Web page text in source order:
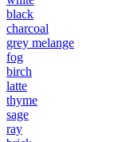
black
charcoal
grey melange
fog
birch
latte
thyme
sage
ray